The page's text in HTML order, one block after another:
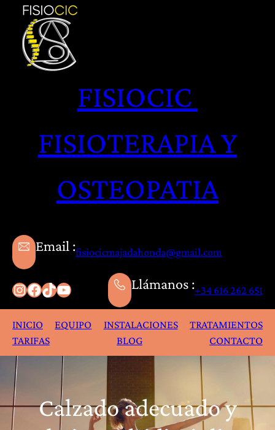
Saltar
contenido
FISIOCIC
FISIOTERAPIA Y
OSTEOPATIA
Email :fisiocicmajadahonda@gmail.com
Instagram
Facebook
TikTokYouTube Llámanos :+34 616 262 651
INICIO EQUIPO INSTALACIONES
TRATAMIENTOS
TARIFAS
BLOG CONTACTO
Calzado adecuado y